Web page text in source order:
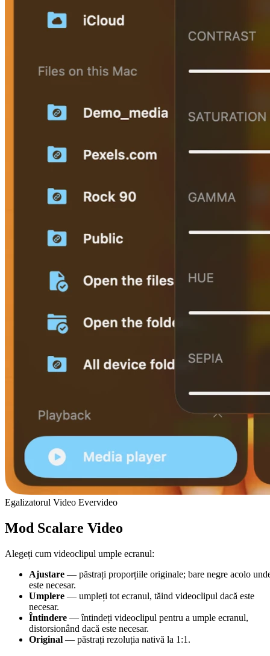
Egalizatorul Video Evervideo
Mod Scalare Video
Alegeți cum videoclipul umple ecranul:
Ajustare — păstrați proporțiile originale; bare negre acolo
este necesar.
Umplere — umpleți tot ecranul, tăind videoclipul dacă este
necesar.
Întindere — întindeți videoclipul pentru a umple ecranul,
distorsionând dacă este necesar.
Original — păstrați rezoluția nativă la 1:1.